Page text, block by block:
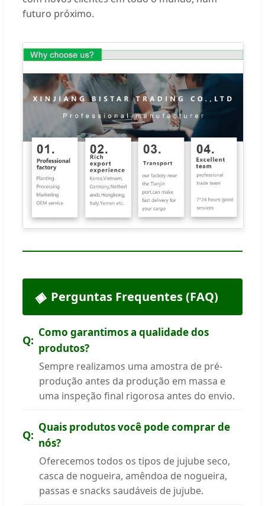
futuro próximo.
Perguntas Frequentes (FAQ)
Como garantimos a qualidade dos
produtos?
Sempre realizamos uma amostra de pré-
produção antes da produção em massa e
uma inspeção final rigorosa antes do envio.
Quais produtos você pode comprar de
nós?
Oferecemos todos os tipos de jujube seco,
casca de nogueira, amêndoa de nogueira,
passas e snacks saudáveis de jujube.